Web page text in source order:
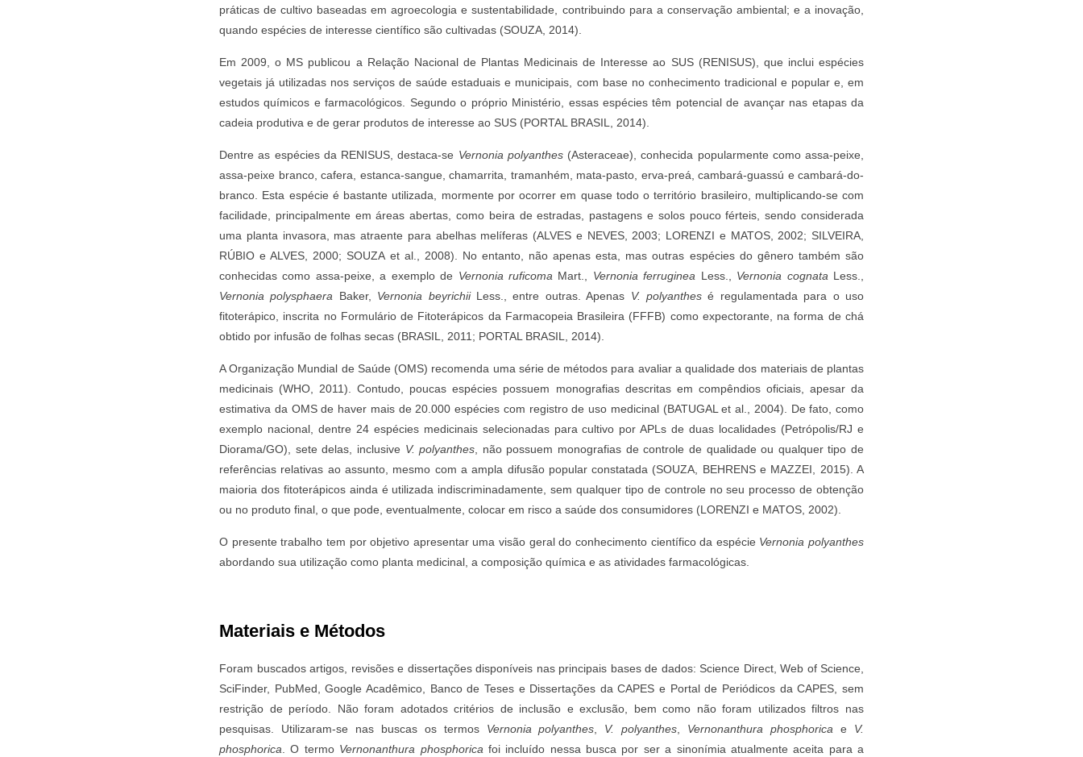
práticas de cultivo baseadas em agroecologia e sustentabilidade, contribuindo para a conservação ambiental; e a inovação,
quando espécies de interesse científico são cultivadas (SOUZA, 2014).
Em 2009, o MS publicou a Relação Nacional de Plantas Medicinais de Interesse ao SUS (RENISUS), que inclui espécies
vegetais já utilizadas nos serviços de saúde estaduais e municipais, com base no conhecimento tradicional e popular e, em
estudos químicos e farmacológicos. Segundo o próprio Ministério, essas espécies têm potencial de avançar nas etapas da
cadeia produtiva e de gerar produtos de interesse ao SUS (PORTAL BRASIL, 2014).
Dentre as espécies da RENISUS, destaca-se Vernonia polyanthes(Asteraceae), conhecida popularmente como assa-peixe,
assa-peixe branco, cafera, estanca-sangue, chamarrita, tramanhém, mata-pasto, erva-preá, cambará-guassú e cambará-do-
branco. Esta espécie é bastante utilizada, mormente por ocorrer em quase todo o território brasileiro, multiplicando-se com
facilidade, principalmente em áreas abertas, como beira de estradas, pastagens e solos pouco férteis, sendo considerada
uma planta invasora, mas atraente para abelhas melíferas (ALVES e NEVES, 2003; LORENZI e MATOS, 2002; SILVEIRA,
RÚBIO e ALVES, 2000; SOUZA et al., 2008). No entanto, não apenas esta, mas outras espécies do gênero também são
conhecidas como assa-peixe, a exemplo de Vernonia ruficoma Mart., Vernonia ferruginea Less., Vernonia cognata Less.,
Vernonia polysphaera Baker, Vernonia beyrichiiLess., entre outras. Apenas V. polyanthes é regulamentada para o uso
fitoterápico, inscrita no Formulário de Fitoterápicos da Farmacopeia Brasileira (FFFB) como expectorante, na forma de chá
obtido por infusão de folhas secas (BRASIL, 2011; PORTAL BRASIL, 2014).
A Organização Mundial de Saúde (OMS) recomenda uma série de métodos para avaliar a qualidade dos materiais de plantas
medicinais (WHO, 2011). Contudo, poucas espécies possuem monografias descritas em compêndios oficiais, apesar da
estimativa da OMS de haver mais de 20.000 espécies com registro de uso medicinal (BATUGAL et al., 2004). De fato, como
exemplo nacional, dentre 24 espécies medicinais selecionadas para cultivo por APLs de duas localidades (Petrópolis/RJ e
Diorama/GO), sete delas, inclusive V. polyanthes , não possuem monografias de controle de qualidade ou qualquer tipo de
referências relativas ao assunto, mesmo com a ampla difusão popular constatada (SOUZA, BEHRENS e MAZZEI, 2015). A
maioria dos fitoterápicos ainda é utilizada indiscriminadamente, sem qualquer tipo de controle no seu processo de obtenção
ou no produto final, o que pode, eventualmente, colocar em risco a saúde dos consumidores (LORENZI e MATOS, 2002).
O presente trabalho tem por objetivo apresentar uma visão geral do conhecimento científico da espécie Vernonia polyanthes
abordando sua utilização como planta medicinal, a composição química e as atividades farmacológicas.
Materiais e Métodos
Foram buscados artigos, revisões e dissertações disponíveis nas principais bases de dados: Science Direct, Web of Science,
SciFinder, PubMed, Google Acadêmico, Banco de Teses e Dissertações da CAPES e Portal de Periódicos da CAPES, sem
restrição de período. Não foram adotados critérios de inclusão e exclusão, bem como não foram utilizados filtros nas
pesquisas. Utilizaram-se nas buscas os termos Vernonia polyanthes, V. polyanthes, Vernonanthura phosphorica e V.
phosphorica. O termo Vernonanthura phosphoricafoi incluído nessa busca por ser a sinonímia atualmente aceita para a